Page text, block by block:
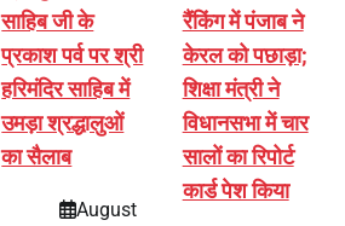
साहिब जी के
प्रकाश पर्व पर श्री
हरिमंदिर साहिब में
उमड़ा श्रद्धालुओं
का सैलाब
August
रैंकिंग में पंजाब ने
केरल को पछाड़ा;
शिक्षा मंत्री ने
विधानसभा में चार
सालों का रिपोर्ट
कार्ड पेश किया